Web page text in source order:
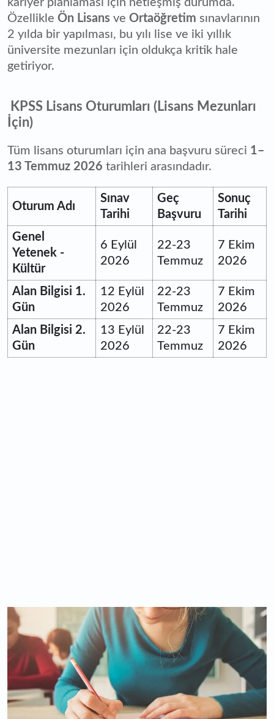
kariyer planlaması için netleşmiş durumda.
Özellikle Ön Lisans ve Ortaöğretim sınavlarının
2 yılda bir yapılması, bu yılı lise ve iki yıllık
üniversite mezunları için oldukça kritik hale
getiriyor.
KPSS Lisans Oturumları (Lisans Mezunları
İçin)
Tüm lisans oturumları için ana başvuru süreci 1–
13 Temmuz 2026 tarihleri arasındadır.
Oturum Adı
Sınav
Tarihi
Geç
Başvuru
Sonuç
Tarihi
Genel
Yetenek -
Kültür
6 Eylül
2026
22-23
Temmuz
7 Ekim
2026
Alan Bilgisi 1.
Gün
12 Eylül
2026
22-23
Temmuz
7 Ekim
2026
Alan Bilgisi 2.
Gün
13 Eylül
2026
22-23
Temmuz
7 Ekim
2026